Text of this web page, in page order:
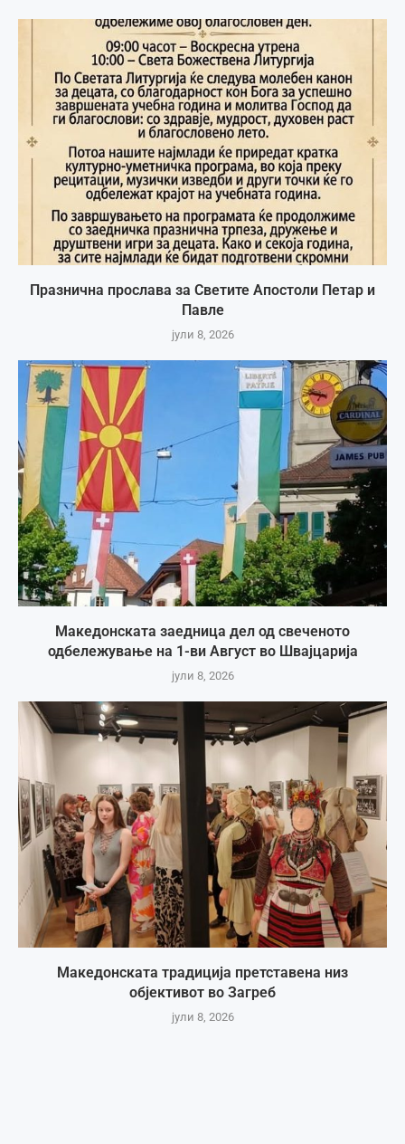
Празнична прослава за Светите Апостоли Петар и
Павле
јули 8, 2026
Македонската заедница дел од свеченото
одбележување на 1-ви Август во Швајцарија
јули 8, 2026
Македонската традиција претставена низ
објективот во Загреб
јули 8, 2026